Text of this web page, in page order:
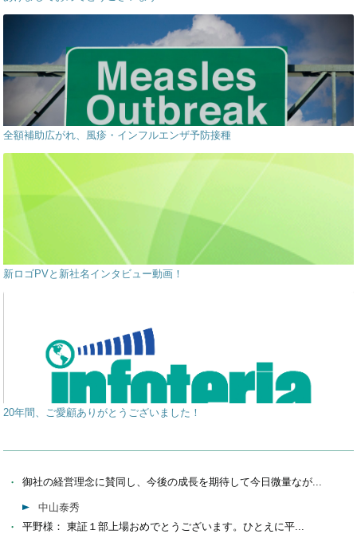
全額補助広がれ、風疹・インフルエンザ予防接種
新ロゴPVと新社名インタビュー動画！
20年間、ご愛顧ありがとうございました！
御社の経営理念に賛同し、今後の成長を期待して今日微量なが...
中山泰秀
平野様： 東証１部上場おめでとうございます。ひとえに平...